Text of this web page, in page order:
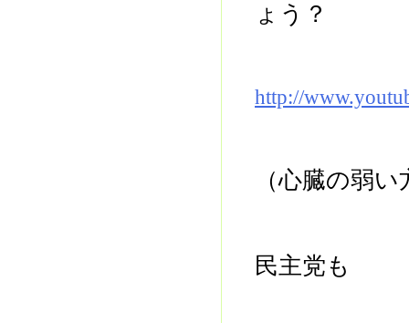
ょう？
http://
（心臓の弱
民主党も